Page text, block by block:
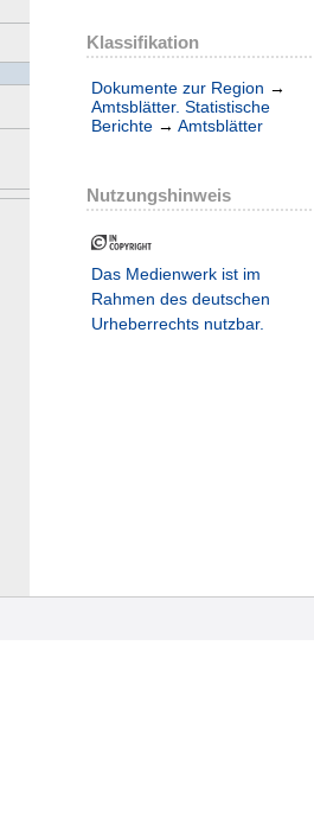
Klassifikation
Dokumente zur Region →
Amtsblätter. Statistische
Berichte → Amtsblätter
Nutzungshinweis
Das Medienwerk ist im
Rahmen des deutschen
Urheberrechts nutzbar.